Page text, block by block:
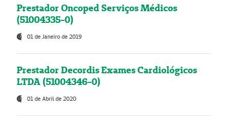
Prestador Oncoped Serviços Médicos
(51004335-0)
01 de Janeiro de 2019
Prestador Decordis Exames Cardiológicos
LTDA (51004346-0)
01 de Abril de 2020